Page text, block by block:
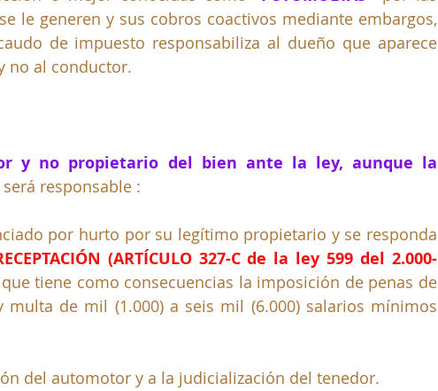
le generen y sus cobros coactivos mediante embargos,
de impuesto responsabiliza al dueño que aparece
no al conductor.
y no propietario del bien ante la ley, aunque la
responsable :
por hurto por su legítimo propietario y se responda
(ARTÍCULO 327-C de la ley 599 del 2.000-
que tiene como consecuencias la imposición de penas de
de mil (1.000) a seis mil (6.000) salarios mínimos
del automotor y a la judicialización del tenedor.